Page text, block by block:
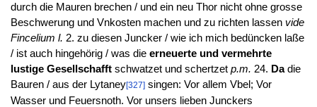
durch die Mauren brechen / und ein neu Thor nicht ohne grosse
Beschwerung und Vnkosten machen und zu richten lassen vide
Fincelium l. 2. zu diesen Juncker / wie ich mich bedüncken laße
/ ist auch hingehörig / was die erneuerte und vermehrte
lustige Gesellschafftschwatzet und schertzet p.m. 24. Dadie
Bauren / aus der Lytaney[327]singen: Vor allem Vbel; Vor
Wasser und Feuersnoth. Vor unsers lieben Junckers